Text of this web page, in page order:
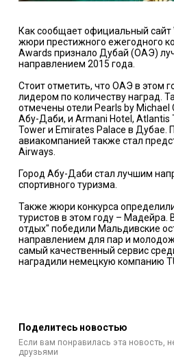
Как сообщает официальный
жюри престижного ежегодного
Awards признало Дубай (ОАЭ)
направлением 2015 года.
Стоит отметить, что ОАЭ в этом
лидером по количеству наград.
отмечены отели Pearls by Michael
Абу-Даби, и Armani Hotel, Atlantis
Tower и Emirates Palace в Дубае.
авиакомпанией также стал
Airways.
Город Абу-Даби стал лучшим
спортивного туризма.
Также жюри конкурса
туристов в этом году –
отдых" победили Мальдивские
направлением для пар и
самый качественный сервис
наградили немецкую компанию
Поделитесь новостью
Если вам понравилась эта новость,
друзьями